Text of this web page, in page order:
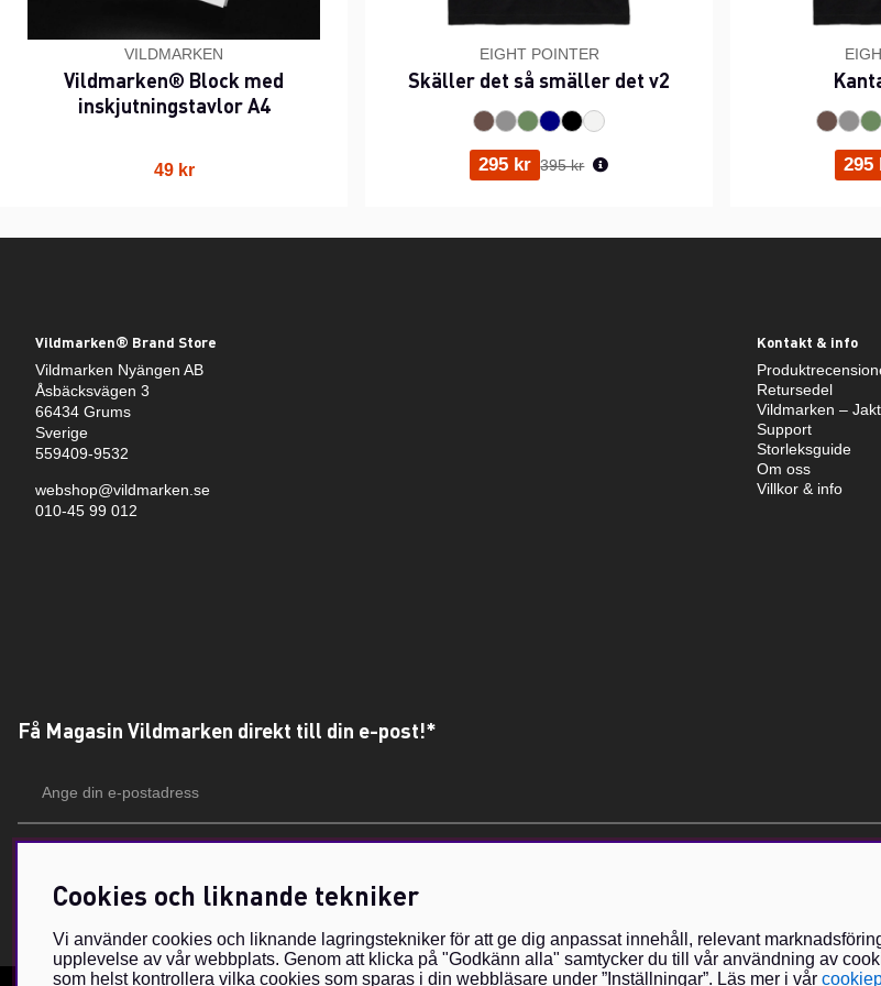
VILDMARKEN
Vildmarken® Block med
inskjutningstavlor A4
49 kr
EIGHT POINTER
Skäller det så smäller det v2
295 kr Ordinarie pris:
395 kr 295
Vildmarken® Brand Store
Vildmarken Nyängen AB
Åsbäcksvägen 3
66434 Grums
Sverige
559409-9532
webshop@vildmarken.se
010-45 99 012
Kontakt & info
Retursedel
Vildmarken –
Support
Storleksguide
Om oss
Villkor & info
Få Magasin Vildmarken direkt till din e-post!*
postadress
Cookies och liknande tekniker
Vi använder cookies och liknande lagringstekniker för att ge dig anpassat innehåll, relevant
upplevelse av vår webbplats. Genom att klicka på "Godkänn alla" samtycker du till vår användning av
som helst kontrollera vilka cookies som sparas i din webbläsare under ”Inställningar”. Läs mer i vår